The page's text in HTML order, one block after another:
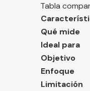
Tabla
Qué mide
Ideal para
Objetivo
Enfoque
Limitación